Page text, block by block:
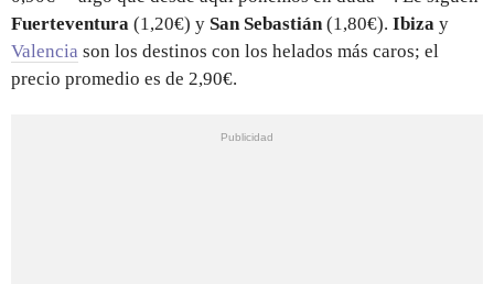
Fuerteventura (1,20€) y San Sebastián(1,80€). Ibiza y
Valencia son los destinos con los helados más caros; el
precio promedio es de 2,90€.